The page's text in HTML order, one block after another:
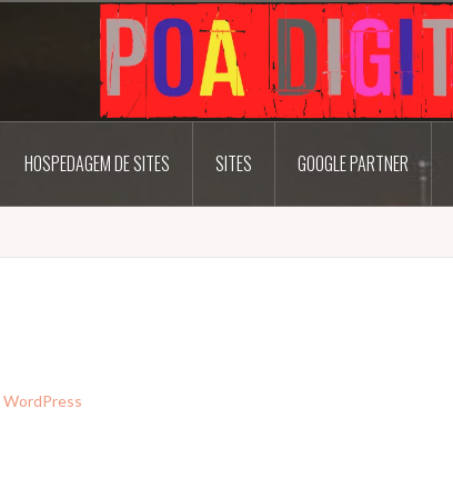
HOSPEDAGEM DE SITES SITES GOOGLE PARTNER
WordPress